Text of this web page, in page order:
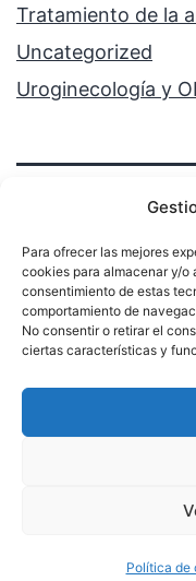
Para ofrecer las mejores
cookies para almacenar y/o
consentimiento de estas
comportamiento de
No consentir o retirar el
ciertas características y
Política de
Tratamiento de la
Uncategorized
Uroginecología y
Política de
Funciona gracias a